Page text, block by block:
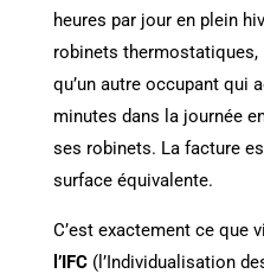
heures par jour en plein
robinets
qu’un autre occupant qui
minutes dans la journée
ses robinets. La facture
surface équivalente.
C’est exactement ce que
l’IFC(l’Individualisation